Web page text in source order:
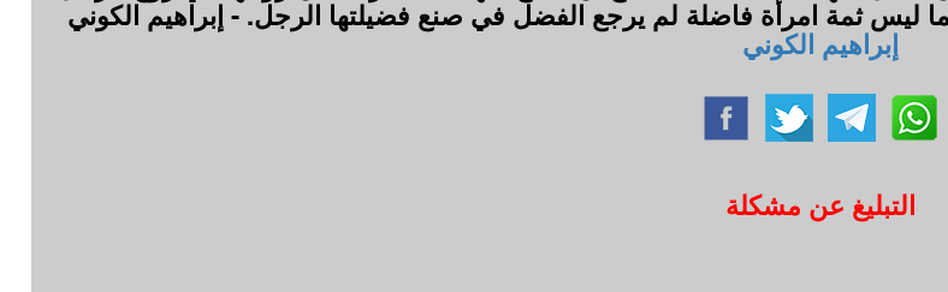
ثمة امرأة فاضلة لم يرجع الفضل في صنع فضيلتها الرجل. - إبراهيم الكوني
إبراهيم الكوني
التبليغ عن مشكلة